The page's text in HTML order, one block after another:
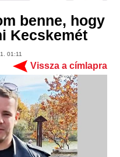
benne, hogy
Kecskemét
01:11
Vissza a címlapra